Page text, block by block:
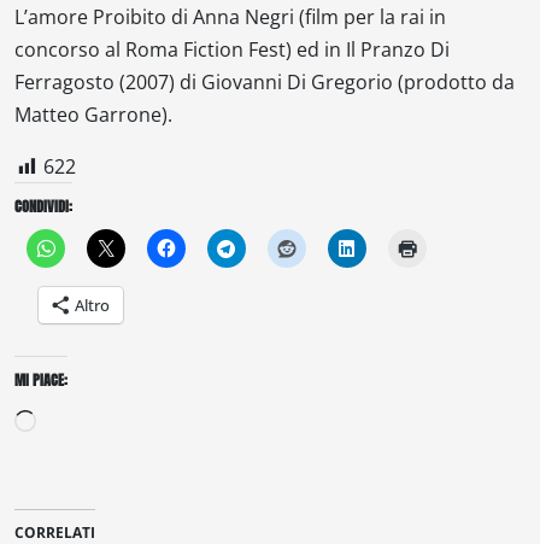
L’amore Proibito di Anna Negri (film per la rai in
concorso al Roma Fiction Fest) ed in Il Pranzo Di
Ferragosto (2007) di Giovanni Di Gregorio (prodotto da
Matteo Garrone).
622
CONDIVIDI:
Altro
MI PIACE:
CORRELATI